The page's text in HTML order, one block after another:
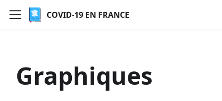
COVID-19 EN FRANCE
Graphiques